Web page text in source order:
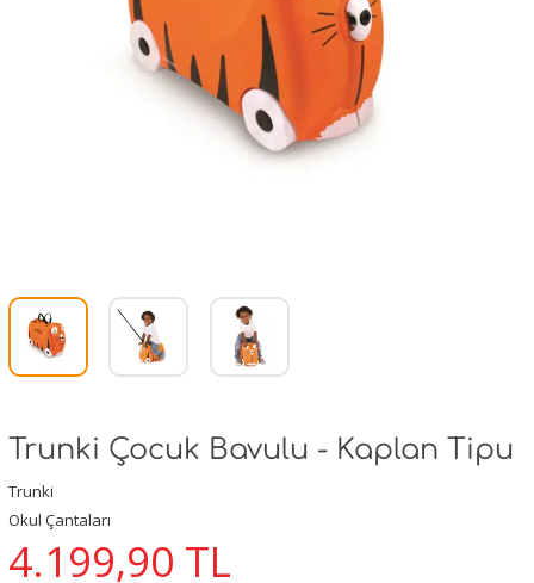
Trunki Çocuk Bavulu - Kaplan Tipu
Trunki
Okul Çantaları
4.199,90 TL